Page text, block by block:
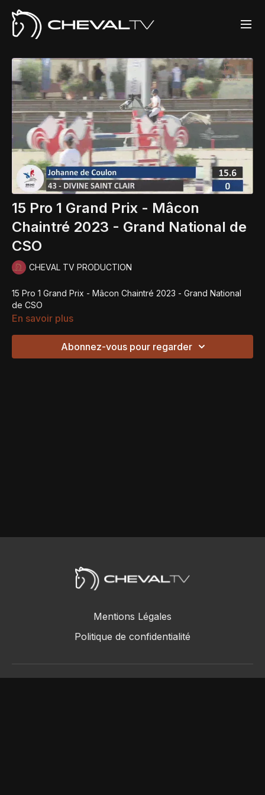
15 Pro 1 Grand Prix - Mâcon
Chaintré 2023 - Grand National de
CSO
CHEVAL TV PRODUCTION
15 Pro 1 Grand Prix - Mâcon Chaintré 2023 - Grand National
de CSO
En savoir plus
Abonnez-vous pour regarder
Mentions Légales
Politique de confidentialité